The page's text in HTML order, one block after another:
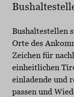
Bushaltestellen
Orte des
Zeichen für
einheitlichen
einladende und
passen und